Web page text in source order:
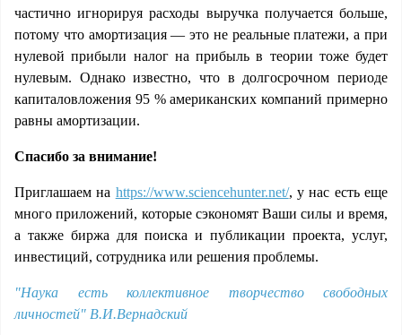
частично игнорируя расходы выручка получается больше,
потому что амортизация — это не реальные платежи, а при
нулевой прибыли налог на прибыль в теории тоже будет
нулевым. Однако известно, что в долгосрочном периоде
капиталовложения 95 % американских компаний примерно
равны амортизации.
Спасибо за внимание!
Приглашаем на https://www.sciencehunter.net/, у нас есть еще
много приложений, которые сэкономят Ваши силы и время,
а также биржа для поиска и публикации проекта, услуг,
инвестиций, сотрудника или решения проблемы.
"Наука есть коллективное творчество свободных
личностей" В.И.Вернадский